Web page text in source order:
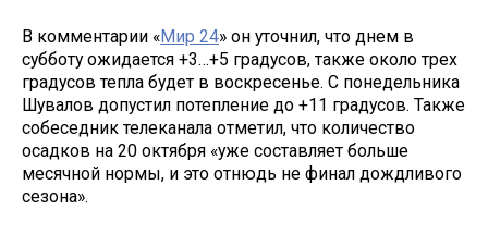
В комментарии «Мир 24» он уточнил, что днем в
субботу ожидается +3…+5 градусов, также около трех
градусов тепла будет в воскресенье. С понедельника
Шувалов допустил потепление до +11 градусов. Также
собеседник телеканала отметил, что количество
осадков на 20 октября «уже составляет больше
месячной нормы, и это отнюдь не финал дождливого
сезона».